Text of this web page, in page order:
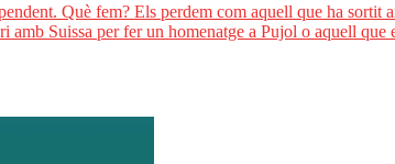
Què fem? Els perdem com aquell que ha sortit
Suissa per fer un homenatge a Pujol o aquell que